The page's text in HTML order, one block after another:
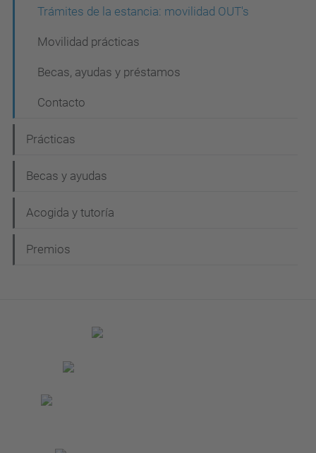
Trámites de la estancia: movilidad OUT's
Movilidad prácticas
Becas, ayudas y préstamos
Contacto
Prácticas
Becas y ayudas
Acogida y tutoría
Premios